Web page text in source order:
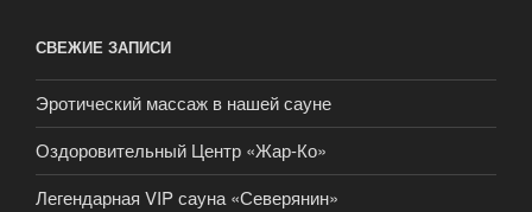
СВЕЖИЕ ЗАПИСИ
Эротический массаж в нашей сауне
Оздоровительный Центр «Жар-Ко»
Легендарная VIP сауна «Северянин»